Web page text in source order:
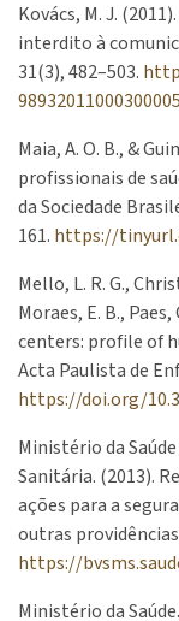
Kovács, M. J.
interdito à
31(3), 482–503.
98932011000300005
Maia, A. O. B., &
profissionais de
da Sociedade
161. https://
Mello, L. R. G.,
Moraes, E. B.,
centers: profile of
Acta Paulista de
https://doi.org/
Ministério da
Sanitária. (2013).
ações para a
outras
https://
Ministério da